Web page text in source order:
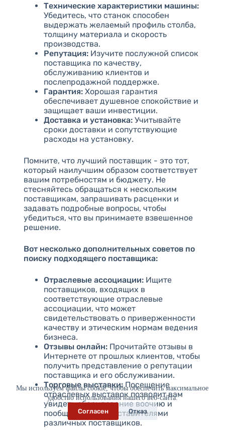
Мы используем файлы cookie, чтобы обеспечить максимальное
удобство использования нашего веб-сайта.
Согласен
Отказ
Технические характеристики машины:
Убедитесь, что станок способен
выдержать желаемый профиль столба,
толщину материала и скорость
производства.
Репутация:Изучите послужной список
поставщика по качеству,
обслуживанию клиентов и
послепродажной поддержке.
Гарантия:Хорошая гарантия
обеспечивает душевное спокойствие и
защищает ваши инвестиции.
Доставка и установка:Учитывайте
сроки доставки и сопутствующие
расходы на установку.
Помните, что лучший поставщик - это тот,
который наилучшим образом соответствует
вашим потребностям и бюджету. Не
стесняйтесь обращаться к нескольким
поставщикам, запрашивать расценки и
задавать подробные вопросы, чтобы
убедиться, что вы принимаете взвешенное
решение.
Вот несколько дополнительных советов по
поиску подходящего поставщика:
Отраслевые ассоциации:Ищите
поставщиков, входящих в
соответствующие отраслевые
ассоциации, что может
свидетельствовать о приверженности
качеству и этическим нормам ведения
бизнеса.
Отзывы онлайн:Прочитайте отзывы в
Интернете от прошлых клиентов, чтобы
получить представление о репутации
поставщика и его обслуживании.
Торговые выставки:Посещение
отраслевых выставок позволит вам
увидеть оборудование воочию и
пообщаться с представителями
различных поставщиков.